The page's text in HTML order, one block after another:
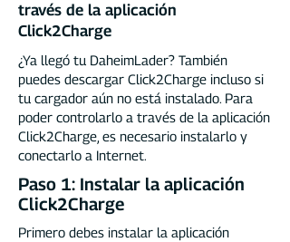
través de la aplicación
Click2Charge
¿Ya llegó tu DaheimLader? También
puedes descargar Click2Charge incluso si
tu cargador aún no está instalado. Para
poder controlarlo a través de la aplicación
Click2Charge, es necesario instalarlo y
conectarlo a Internet.
Paso 1: Instalar la aplicación
Click2Charge
Primero debes instalar la aplicación